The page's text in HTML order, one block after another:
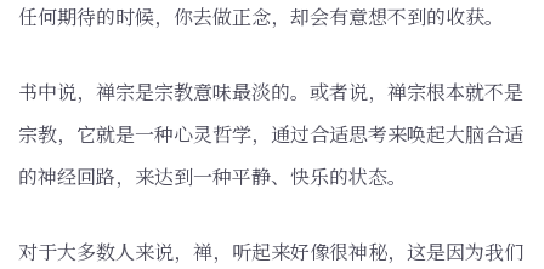
任何期待的时候，你去做正念，却会有意想不到的收获。
书中说，禅宗是宗教意味最淡的。或者说，禅宗根本就不是
宗教，它就是一种心灵哲学，通过合适思考来唤起大脑合适
的神经回路，来达到一种平静、快乐的状态。
对于大多数人来说，禅，听起来好像很神秘，这是因为我们